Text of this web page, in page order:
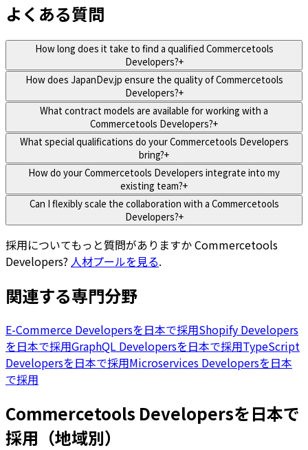
よくある質問
How long does it take to find a qualified Commercetools
Developers?+
How does JapanDev.jp ensure the quality of Commercetools
Developers?+
What contract models are available for working with a
Commercetools Developers?+
What special qualifications do your Commercetools Developers
bring?+
How do your Commercetools Developers integrate into my
existing team?+
Can I flexibly scale the collaboration with a Commercetools
Developers?+
採用についてもっと質問がありますかCommercetools
Developers? 人材プールを見る.
関連する専門分野
E-Commerce Developersを日本で採用Shopify Developers
を日本で採用GraphQL Developersを日本で採用TypeScript
Developersを日本で採用Microservices Developersを日本
で採用
Commercetools Developersを日本で
採用（地域別）